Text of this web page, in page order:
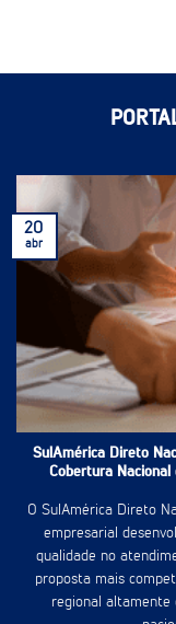
SulAmérica Direto
Cobertura
O SulAmérica Direto
empresarial
qualidade no
proposta mais
regional altamente
20
abr